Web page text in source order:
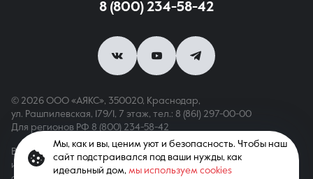
8 (800) 234-58-42
© 2026 ООО «АЯКС», 350020, Краснодар,
ул. Рашпилевская, 179/1, 7 этаж, тел.: 8 (861) 297-00-00
Для регионов РФ 8 (800) 234-58-42
Вся информация, опубликованная на сайте, носит только
информационный характер и не является публичной офертой,
Мы, как и вы, ценим уют и безопасность. Чтобы наш
сайт подстраивался под ваши нужды, как
идеальный дом, мы используем cookies